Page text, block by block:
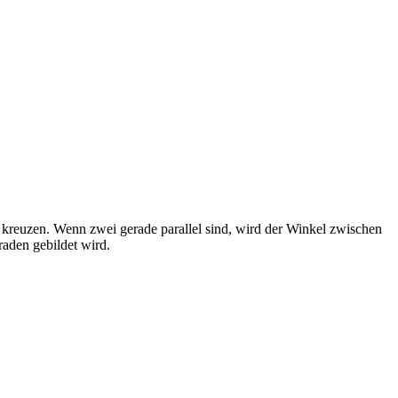
Wenn zwei gerade parallel sind, wird der Winkel zwischen
gebildet wird.